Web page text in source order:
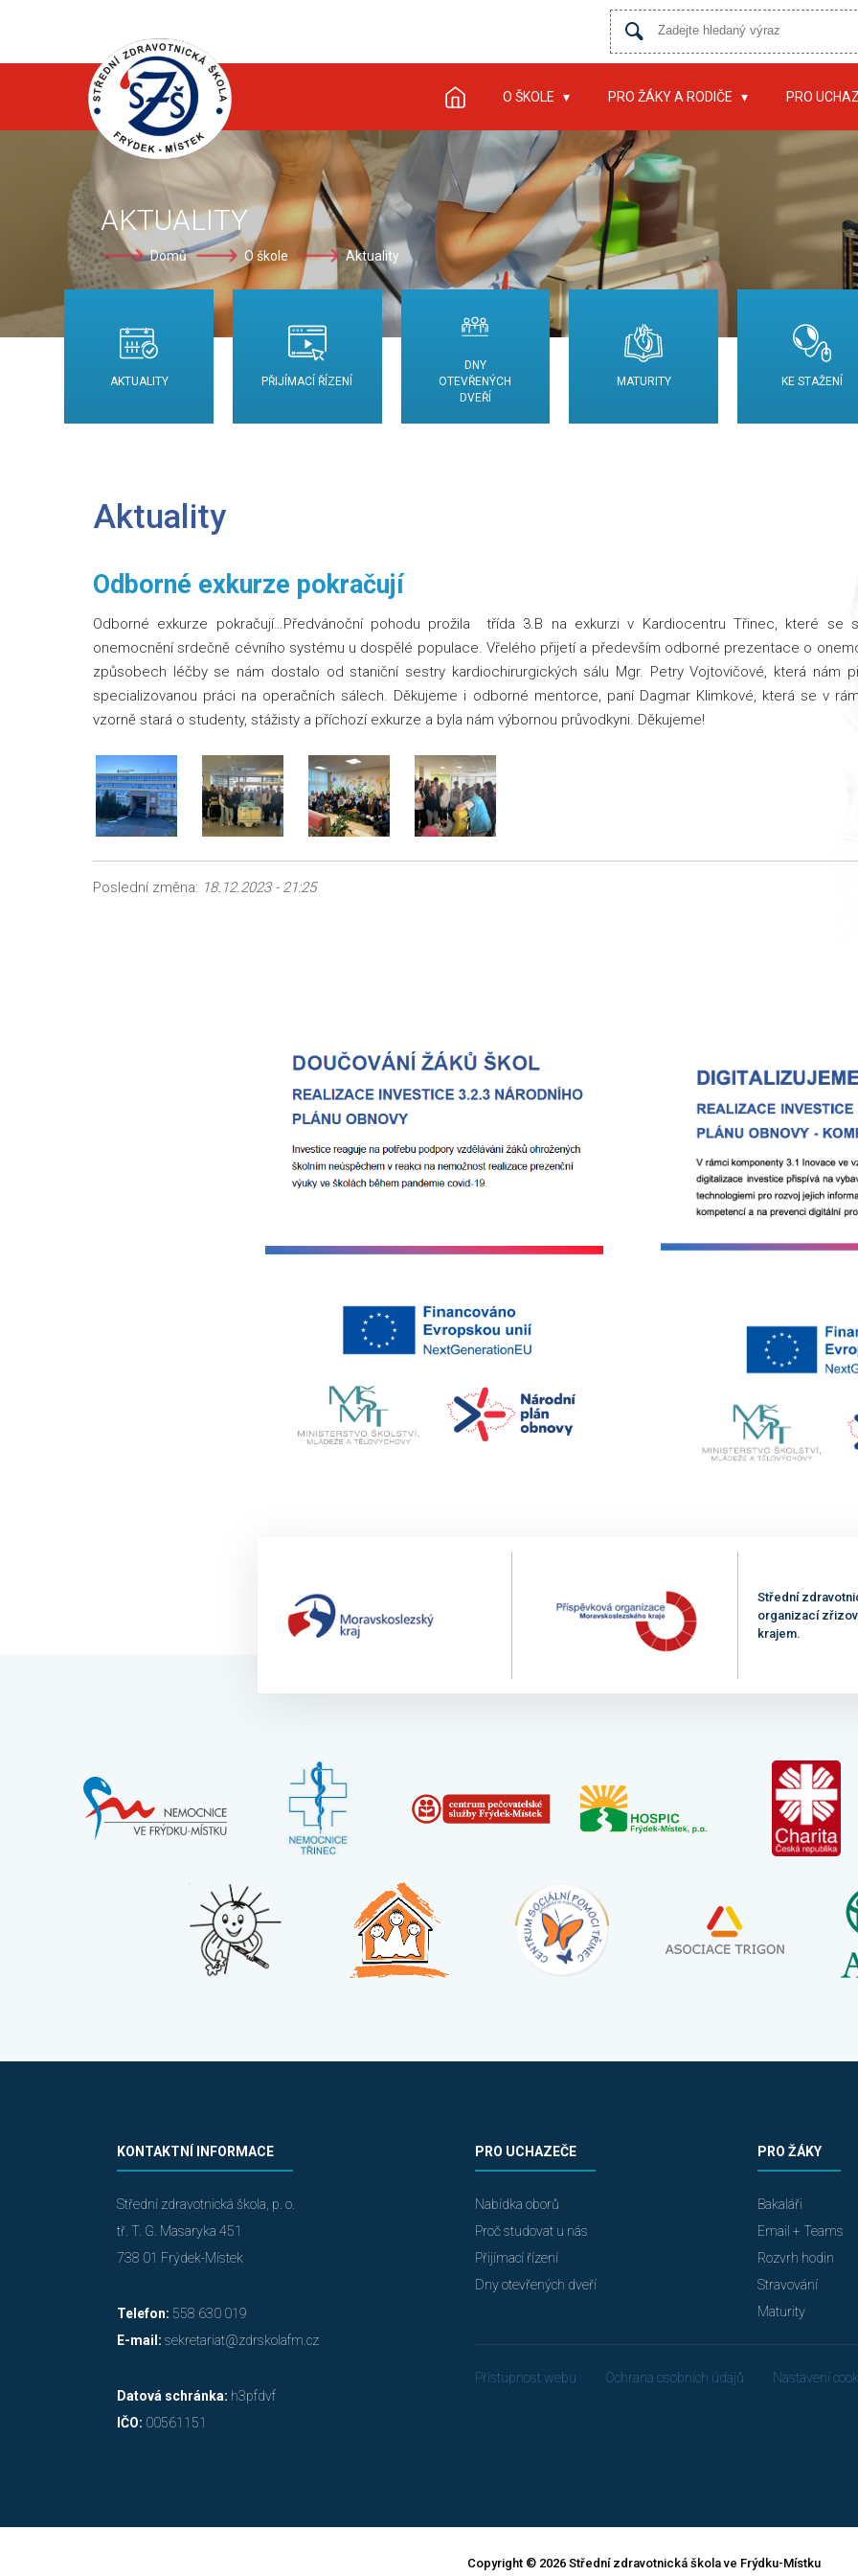
O ŠKOLE PRO ŽÁKY A RODIČE PRO
AKTUALITY
Domů O škole Aktuality
AKTUALITY PŘIJÍMACÍ ŘÍZENÍ
DNY
OTEVŘENÝCH
DVEŘÍ
MATURITY KE STAŽENÍ
Aktuality
Odborné exkurze pokračují
Odborné exkurze pokračují…Předvánoční pohodu prožila třída 3.B na exkurzi v Kardiocentru Třinec, které se
onemocnění srdečně cévního systému u dospělé populace. Vřelého přijetí a především odborné prezentace o
způsobech léčby se nám dostalo od staniční sestry kardiochirurgických sálu Mgr. Petry Vojtovičové, která nám
specializovanou práci na operačních sálech. Děkujeme i odborné mentorce, paní Dagmar Klimkové, která se v
vzorně stará o studenty, stážisty a příchozí exkurze a byla nám výbornou průvodkyni. Děkujeme!
Poslední změna: 18.12.2023 - 21:25
Střední
organizací
krajem.
KONTAKTNÍ INFORMACE
Střední zdravotnická škola, p. o.
tř. T. G. Masaryka 451
738 01 Frýdek-Místek
Telefon: 558 630 019
E-mail: sekretariat@zdrskolafm.cz
Datová schránka: h3pfdvf
IČO: 00561151
PRO UCHAZEČE
Nabídka oborů
Proč studovat u nás
Přijímací řízení
Dny otevřených dveří
PRO ŽÁKY
Bakaláři
Email + Teams
Rozvrh hodin
Stravování
Maturity
Přístupnost webu Ochrana osobních údajů Nastavení
Copyright © 2026 Střední zdravotnická škola ve Frýdku-Místku